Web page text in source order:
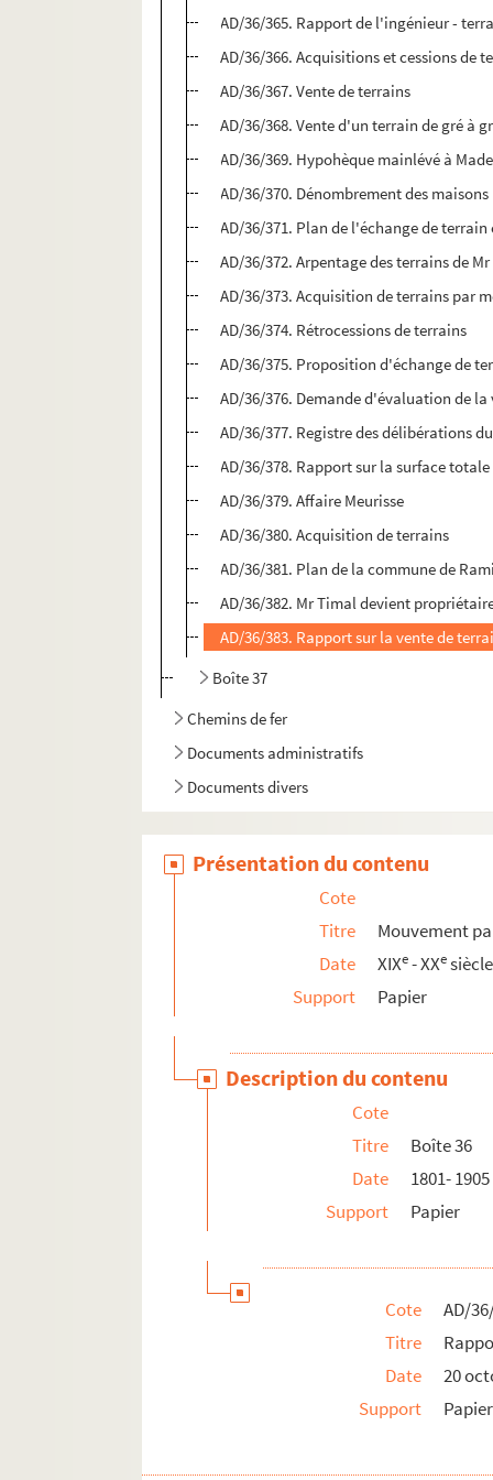
AD/36/365. Rapport de l'ingénieur -
AD/36/366. Acquisitions et cessions de
AD/36/367. Vente de terrains
AD/36/368. Vente d'un terrain de gré à
AD/36/369. Hypohèque mainlévé à
AD/36/370. Dénombrement des
AD/36/371. Plan de l'échange de
AD/36/372. Arpentage des terrains de
AD/36/373. Acquisition de terrains par
AD/36/374. Rétrocessions de terrains
AD/36/375. Proposition d'échange de
AD/36/376. Demande d'évaluation de
AD/36/377. Registre des délibérations
AD/36/378. Rapport sur la surface
AD/36/379. Affaire Meurisse
AD/36/380. Acquisition de terrains
AD/36/381. Plan de la commune de
AD/36/382. Mr Timal devient
AD/36/383. Rapport sur la vente de
Boîte 37
Chemins de fer
Documents administratifs
Documents divers
Présentation du contenu
Cote
Titre
Mouvement
Date
XIXe- XXe
Support
Papier
Description du contenu
Cote
Titre
Boîte 36
Date
1801- 1905
Support
Papier
Cote
AD/
Titre
Date
20
Support
Papier